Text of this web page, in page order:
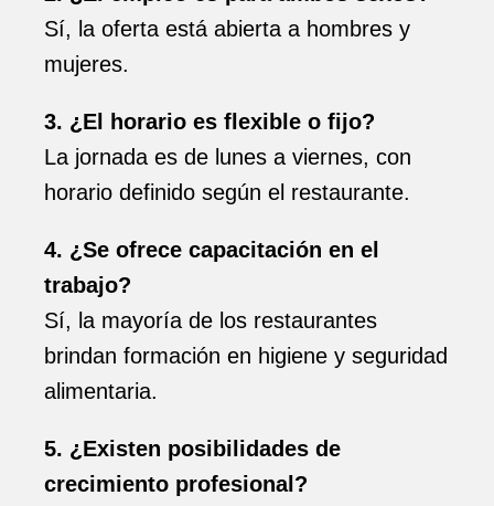
Sí, la oferta está abierta a hombres y
mujeres.
3. ¿El horario es flexible o fijo?
La jornada es de lunes a viernes, con
horario definido según el restaurante.
4. ¿Se ofrece capacitación en el
trabajo?
Sí, la mayoría de los restaurantes
brindan formación en higiene y seguridad
alimentaria.
5. ¿Existen posibilidades de
crecimiento profesional?